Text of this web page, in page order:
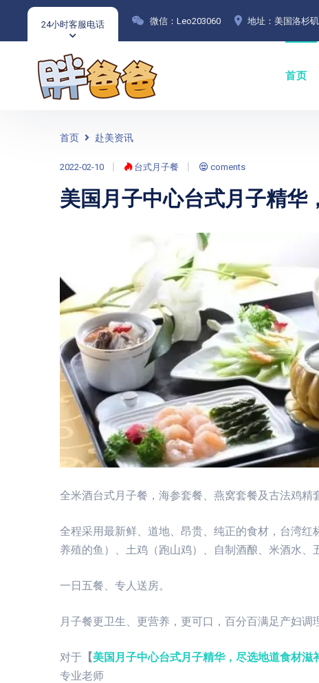
24小时客服电话 微信：Leo203060 地址：美国洛杉
首页
首页 赴美资讯
2022-02-10 台式月子餐 coments
美国月子中心台式月子精华
全米酒台式月子餐，海参套餐、燕窝套餐及古法鸡精
全程采用最新鲜、道地、昂贵、纯正的食材，台湾
养殖的鱼）、土鸡（跑山鸡）、自制酒酿、米酒水、
一日五餐、专人送房。
月子餐更卫生、更营养，更可口，百分百满足产妇调
对于 【美国月子中心台式月子精华，尽选地道食材滋
专业老师